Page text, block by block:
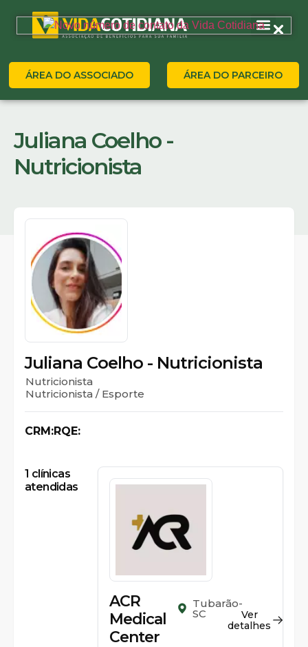
ÁREA DO ASSOCIADO ÁREA DO PARCEIRO
Juliana Coelho -
Nutricionista
Juliana Coelho - Nutricionista
Nutricionista
Nutricionista / Esporte
CRM:RQE:
1 clínicas
atendidas
ACR
Medical
Center
Tubarão-
SC
Ver
detalhes